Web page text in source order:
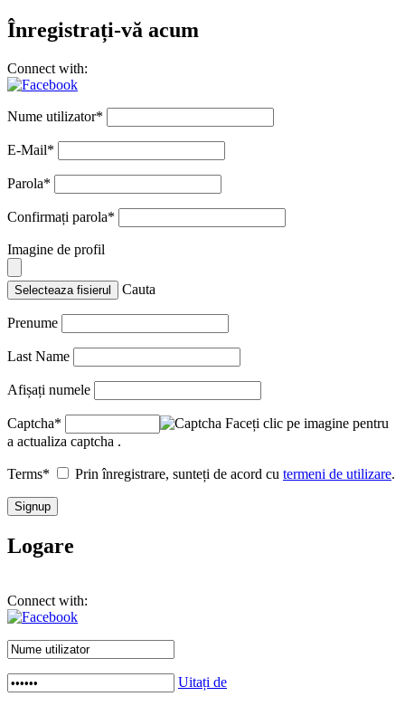
Înregistrați-vă acum
Connect with:
Nume utilizator*
E-Mail*
Parola*
Confirmați parola*
Imagine de profil
Selecteaza fisierul Cauta
Prenume
Last Name
Afișați numele
Captcha*
Faceți clic pe imagine pentru
a actualiza captcha .
Terms* Prin înregistrare, sunteți de acord cu termeni de utilizare.
Logare
Connect with:
Uitați de